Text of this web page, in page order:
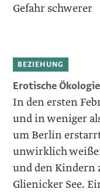
Gefahr schwerer
BEZIEHUNG
Erotische Ökologie
In den ersten
und in weniger
um Berlin
unwirklich
und den Kindern
Glienicker See.